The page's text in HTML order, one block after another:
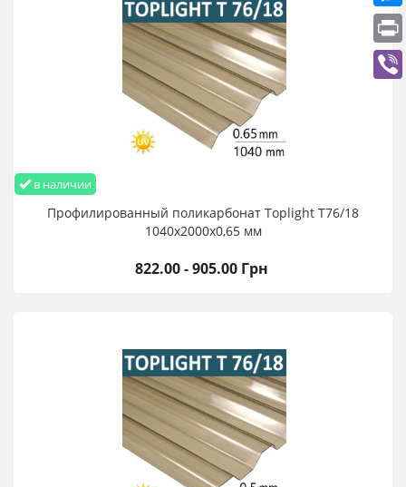
в наличии
Профилированный поликарбонат Toplight T76/18
1040х2000х0,65 мм
822.00 - 905.00 Грн